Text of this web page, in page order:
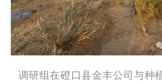
调研组在磴口县金丰公司与种